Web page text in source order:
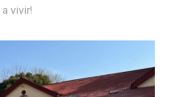
vivir!